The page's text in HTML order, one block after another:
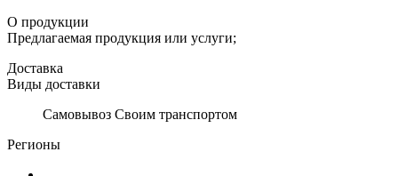
О продукции
Предлагаемая продукция или услуги;
Доставка
Виды доставки
Самовывоз Своим транспортом
Регионы